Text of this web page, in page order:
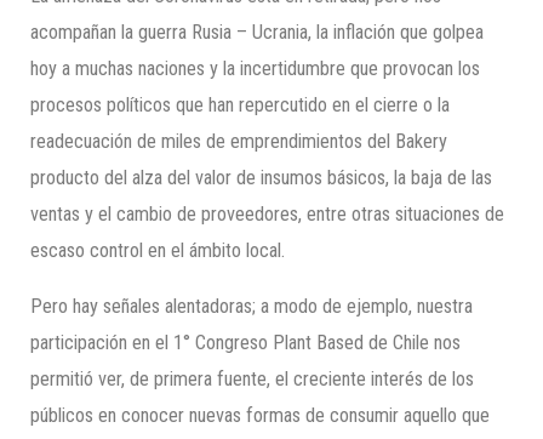
acompañan la guerra Rusia – Ucrania, la inflación que golpea
hoy a muchas naciones y la incertidumbre que provocan los
procesos políticos que han repercutido en el cierre o la
readecuación de miles de emprendimientos del Bakery
producto del alza del valor de insumos básicos, la baja de las
ventas y el cambio de proveedores, entre otras situaciones de
escaso control en el ámbito local.
Pero hay señales alentadoras; a modo de ejemplo, nuestra
participación en el 1° Congreso Plant Based de Chile nos
permitió ver, de primera fuente, el creciente interés de los
públicos en conocer nuevas formas de consumir aquello que